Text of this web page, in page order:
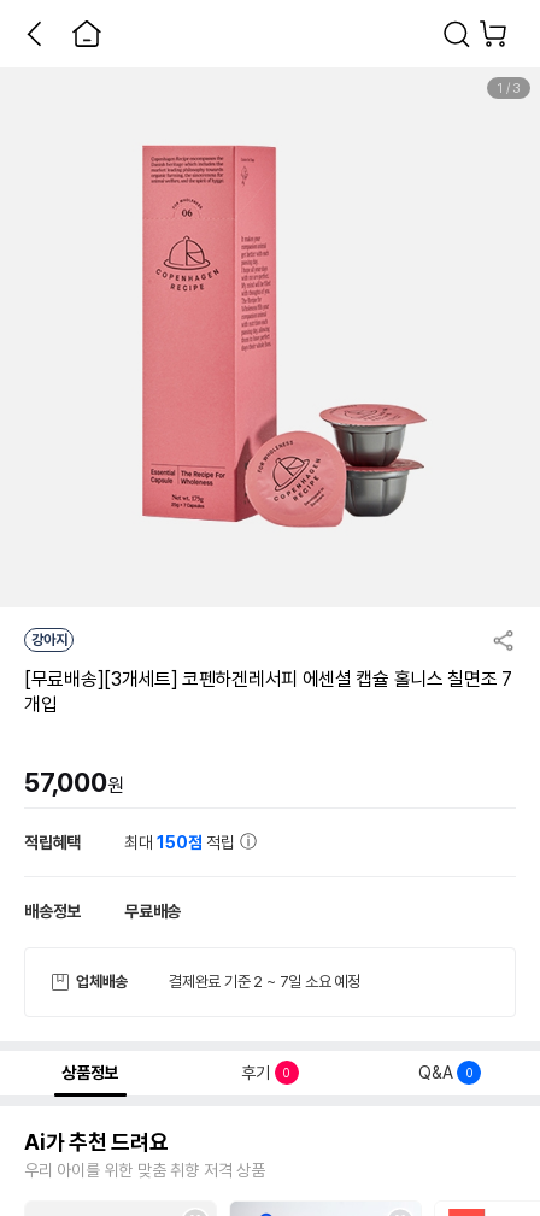
1 / 3
강아지
[무료배송][3개세트] 코펜하겐레서피 에센셜 캡슐 홀니스 칠면조 7
개입
57,000원
적립혜택 최대150점 적립
배송정보 무료배송
업체배송 결제완료 기준 2 ~ 7일 소요 예정
상품정보 후기 0 Q&A 0
Ai가 추천 드려요
우리 아이를 위한 맞춤 취향 저격 상품